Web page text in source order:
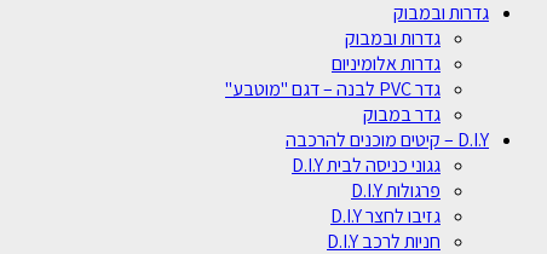
גדרות ובמבוק
גדרות ובמבוק
גדרות אלומיניום
גדר PVC לבנה – דגם "מוטבע"
גדר במבוק
D.I.Y – קיטים מוכנים להרכבה
גגוני כניסה לבית D.I.Y
פרגולות D.I.Y
גזיבו לחצר D.I.Y
חניות לרכב D.I.Y